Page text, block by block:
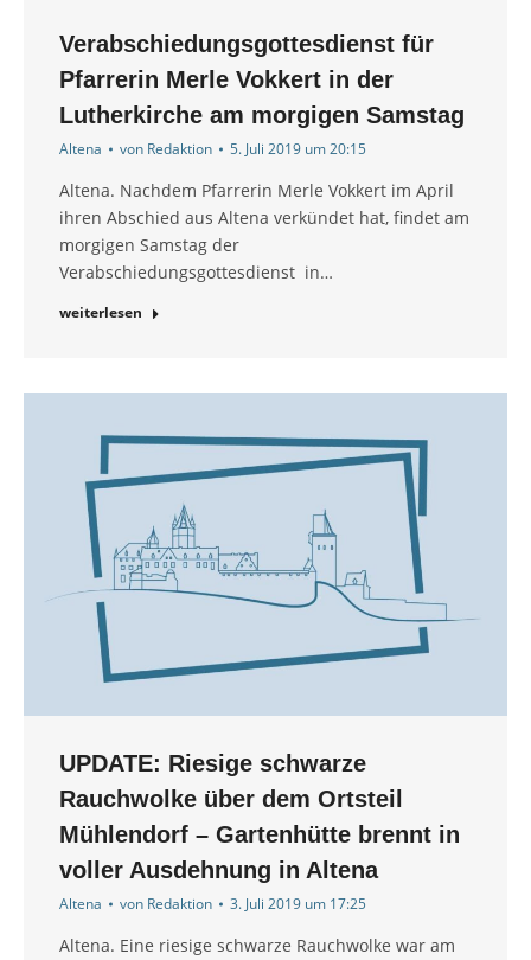
Verabschiedungsgottesdienst für
Pfarrerin Merle Vokkert in der
Lutherkirche am morgigen Samstag
Altena von Redaktion 5. Juli 2019 um 20:15
Altena. Nachdem Pfarrerin Merle Vokkert im April
ihren Abschied aus Altena verkündet hat, findet am
morgigen Samstag der
Verabschiedungsgottesdienst in…
weiterlesen
UPDATE: Riesige schwarze
Rauchwolke über dem Ortsteil
Mühlendorf – Gartenhütte brennt in
voller Ausdehnung in Altena
Altena von Redaktion 3. Juli 2019 um 17:25
Altena. Eine riesige schwarze Rauchwolke war am